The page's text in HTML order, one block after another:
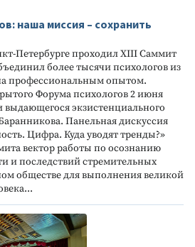
наша миссия – сохранить
Петербурге проходил XIII Саммит
более тысячи психологов из
профессиональным опытом.
Форума психологов 2 июня
экзистенциального
Панельная дискуссия
Цифра. Куда уводят тренды?»
вектор работы по осознанию
и последствий стремительных
обществе для выполнения великой